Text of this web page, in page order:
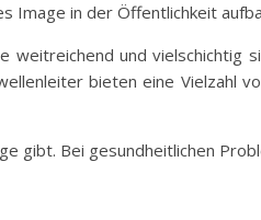
Image in der Öffentlichkeit
und vielschichtig
bieten eine Vielzahl
gibt. Bei gesundheitlichen